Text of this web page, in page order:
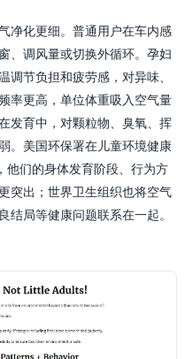
净化更细。普通用户在车内感
、调风量或切换外循环。孕妇
调节负担和疲劳感，对异味、
率更高，单位体重吸入空气量
发育中，对颗粒物、臭氧、挥
。美国环保署在儿童环境健康
他们的身体发育阶段、行为方
突出；世界卫生组织也将空气
结局等健康问题联系在一起。